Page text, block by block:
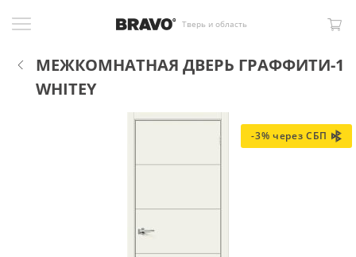
Тверь и область
МЕЖКОМНАТНАЯ ДВЕРЬ ГРАФФИТИ-1
WHITEY
-3% через СБП